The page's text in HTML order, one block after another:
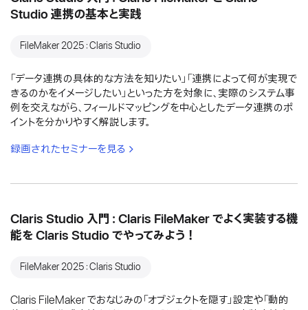
Studio 連携の基本と実践
FileMaker 2025：Claris Studio
「データ連携の具体的な方法を知りたい」「連携によって何が実現で
きるのかをイメージしたい」といった方を対象に、実際のシステム事
例を交えながら、フィールドマッピングを中心としたデータ連携のポ
イントを分かりやすく解説します。
録画されたセミナーを見る
Claris Studio 入門：Claris FileMaker でよく実装する機
能を Claris Studio でやってみよう！
FileMaker 2025：Claris Studio
Claris FileMaker でおなじみの「オブジェクトを隠す」設定や「動的